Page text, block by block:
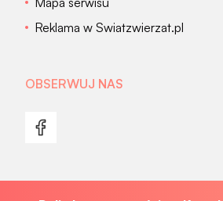
Reklama w Swiatzwierzat.pl
OBSERWUJ NAS